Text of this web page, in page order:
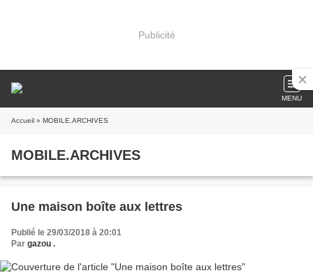
Publicité
MENU
Accueil » MOBILE.ARCHIVES
MOBILE.ARCHIVES
Une maison boîte aux lettres
Publié le 29/03/2018 à 20:01
Par gazou .